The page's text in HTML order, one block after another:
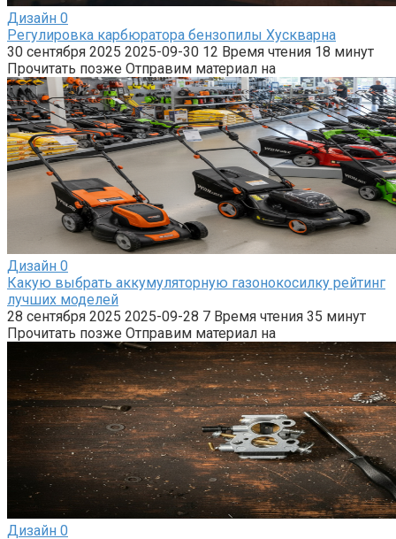
Дизайн 0
Регулировка карбюратора бензопилы Хускварна
30 сентября 2025 2025-09-30 12 Время чтения 18 минут
Прочитать позже Отправим материал на
Дизайн 0
Какую выбрать аккумуляторную газонокосилку рейтинг
лучших моделей
28 сентября 2025 2025-09-28 7 Время чтения 35 минут
Прочитать позже Отправим материал на
Дизайн 0